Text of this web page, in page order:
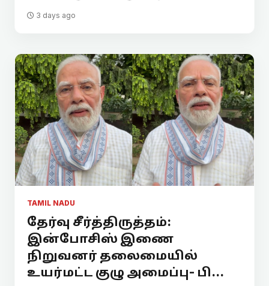
3 days ago
TAMIL NADU
தேர்வு சீர்த்திருத்தம்:
இன்போசிஸ் இணை
நிறுவனர் தலைமையில்
உயர்மட்ட குழு அமைப்பு- பி...